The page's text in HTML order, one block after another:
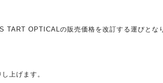
TART OPTICALの販売価格を改訂する運びとな
上げます。